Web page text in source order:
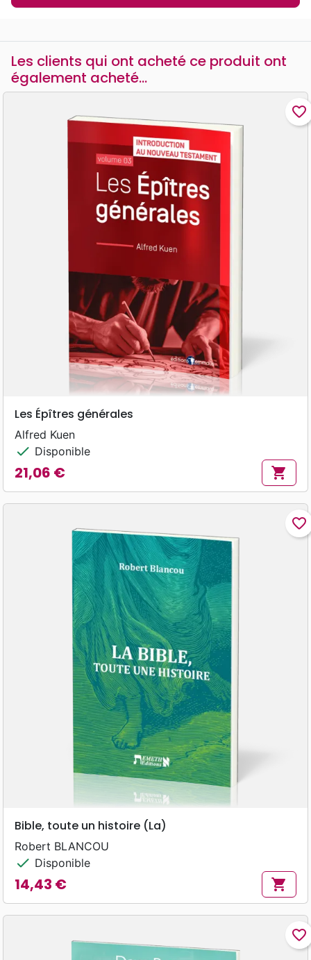
Les clients qui ont acheté ce produit ont
également acheté...
favorite_border
Les Épîtres générales
Alfred Kuen
check Disponible
Prix
21,06 € shopping_cart
favorite_border
Bible, toute un histoire (La)
Robert BLANCOU
check Disponible
Prix
14,43 € shopping_cart
favorite_border